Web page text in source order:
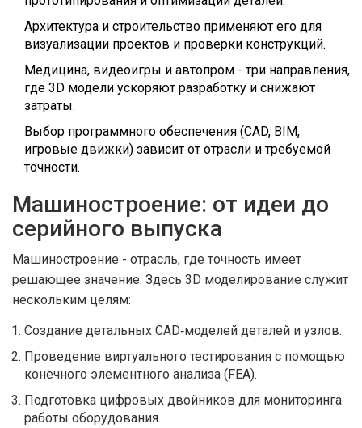
Архитектура и строительство применяют его для
визуализации проектов и проверки конструкций.
Медицина, видеоигры и автопром - три направления,
где 3D модели ускоряют разработку и снижают
затраты.
Выбор программного обеспечения (CAD, BIM,
игровые движки) зависит от отрасли и требуемой
точности.
Машиностроение: от идеи до
серийного выпуска
Машиностроение - отрасль, где точность имеет
решающее значение. Здесь 3D моделирование служит
нескольким целям:
Создание детальных CAD‑моделей деталей и узлов.
Проведение виртуального тестирования с помощью
конечного элементного анализа (FEA).
Подготовка цифровых двойников для мониторинга
работы оборудования.